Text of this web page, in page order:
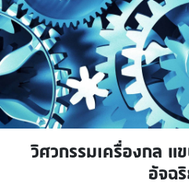
วิศวกรรมเครื่องกล แ
อัจฉริ